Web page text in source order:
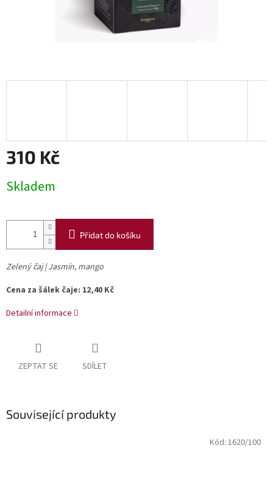
310 Kč
cena:
Skladem
Přidat do košíku
Zelený čaj | Jasmín, mango
Cena za šálek čaje: 12,40 Kč
Detailní informace
ZEPTAT SE SDÍLET
Související produkty
Kód: 1620/100